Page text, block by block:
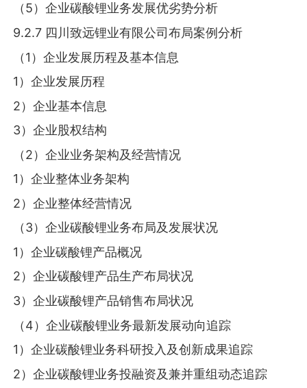
（5）企业碳酸锂业务发展优劣势分析
9.2.7 四川致远锂业有限公司布局案例分析
（1）企业发展历程及基本信息
1）企业发展历程
2）企业基本信息
3）企业股权结构
（2）企业业务架构及经营情况
1）企业整体业务架构
2）企业整体经营情况
（3）企业碳酸锂业务布局及发展状况
1）企业碳酸锂产品概况
2）企业碳酸锂产品生产布局状况
3）企业碳酸锂产品销售布局状况
（4）企业碳酸锂业务最新发展动向追踪
1）企业碳酸锂业务科研投入及创新成果追踪
2）企业碳酸锂业务投融资及兼并重组动态追踪